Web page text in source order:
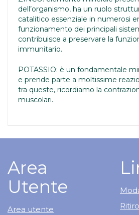
dell’organismo, ha un ruolo
catalitico essenziale in numerosi
funzionamento dei principali
contribuisce a preservare la
immunitario.
POTASSIO: è un fondamentale
e prende parte a moltissime
tra queste, ricordiamo la
muscolari.
Area
Utente
Area utente
Ritiro